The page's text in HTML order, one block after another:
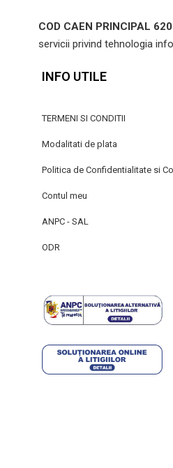
COD CAEN PRINCIPAL
servicii privind tehnologia
INFO UTILE
TERMENI SI CONDITII
Modalitati de plata
Politica de Confidentialitate si
Contul meu
ANPC - SAL
ODR